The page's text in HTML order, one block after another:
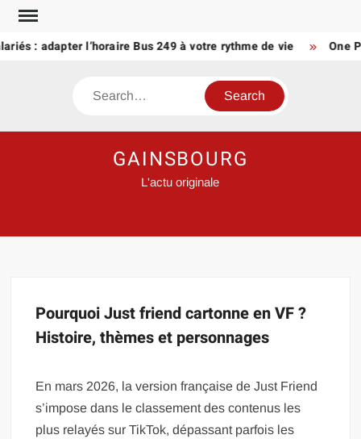
Skip
content: adapter l’horaire Bus 249 à votre rythme de vie One
Search
GAINSBOURG
L'actu originale
Pourquoi Just friend cartonne en VF ?
Histoire, thèmes et personnages
En mars 2026, la version française de Just Friend
s’impose dans le classement des contenus les
plus relayés sur TikTok, dépassant parfois les